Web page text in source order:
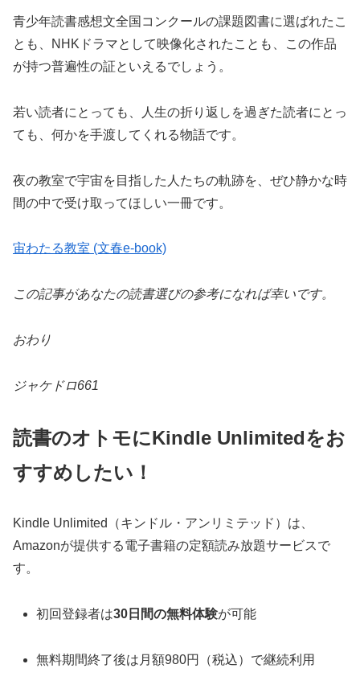
青少年読書感想文全国コンクールの課題図書に選ばれたこ
とも、NHKドラマとして映像化されたことも、この作品
が持つ普遍性の証といえるでしょう。
若い読者にとっても、人生の折り返しを過ぎた読者にとっ
ても、何かを手渡してくれる物語です。
夜の教室で宇宙を目指した人たちの軌跡を、ぜひ静かな時
間の中で受け取ってほしい一冊です。
宙わたる教室 (文春e-book)
この記事があなたの読書選びの参考になれば幸いです。
おわり
ジャケドロ661
読書のオトモにKindle Unlimitedをお
すすめしたい！
Kindle Unlimited（キンドル・アンリミテッド）は、
Amazonが提供する電子書籍の定額読み放題サービスで
す。
初回登録者は30日間の無料体験が可能
無料期間終了後は月額980円（税込）で継続利用